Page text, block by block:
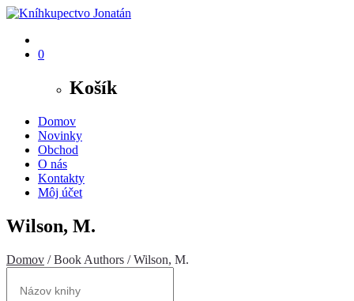
0
Košík
Domov
Novinky
Obchod
O nás
Kontakty
Môj účet
Wilson, M.
Domov / Book Authors / Wilson, M.